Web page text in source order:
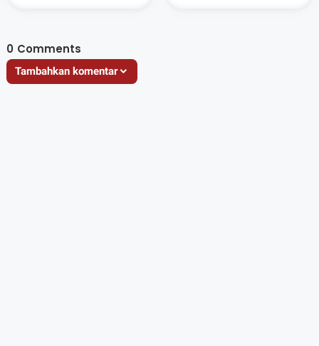
0 Comments
Tambahkan komentar